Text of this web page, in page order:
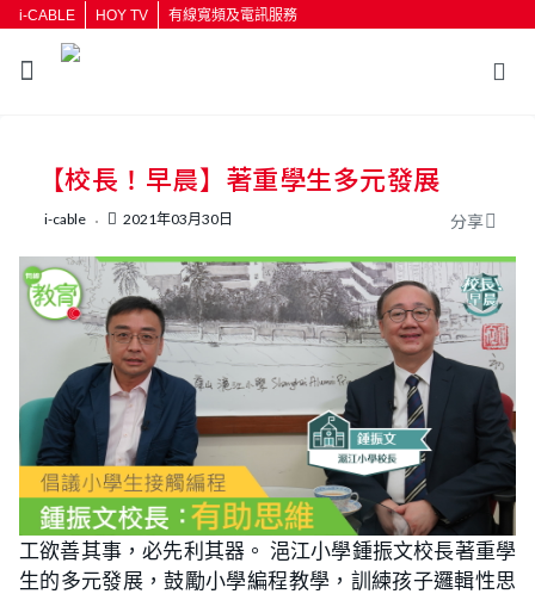
i-CABLE HOY TV 有線寬頻及電訊服務
按輸入鍵開始搜尋
【校長！早晨】著重學生多元發展
i-cable 2021年03月30日 分享
工欲善其事，必先利其器。 浥江小學鍾振文校長著重學
生的多元發展，鼓勵小學編程教學，訓練孩子邏輯性思